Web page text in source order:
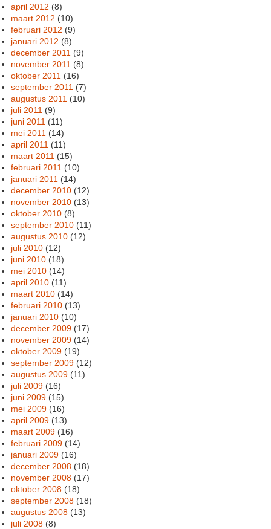
april 2012 (8)
maart 2012 (10)
februari 2012 (9)
januari 2012 (8)
december 2011 (9)
november 2011 (8)
oktober 2011 (16)
september 2011 (7)
augustus 2011 (10)
juli 2011 (9)
juni 2011 (11)
mei 2011 (14)
april 2011 (11)
maart 2011 (15)
februari 2011 (10)
januari 2011 (14)
december 2010 (12)
november 2010 (13)
oktober 2010 (8)
september 2010 (11)
augustus 2010 (12)
juli 2010 (12)
juni 2010 (18)
mei 2010 (14)
april 2010 (11)
maart 2010 (14)
februari 2010 (13)
januari 2010 (10)
december 2009 (17)
november 2009 (14)
oktober 2009 (19)
september 2009 (12)
augustus 2009 (11)
juli 2009 (16)
juni 2009 (15)
mei 2009 (16)
april 2009 (13)
maart 2009 (16)
februari 2009 (14)
januari 2009 (16)
december 2008 (18)
november 2008 (17)
oktober 2008 (18)
september 2008 (18)
augustus 2008 (13)
juli 2008 (8)